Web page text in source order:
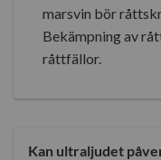
marsvin bör
Bekämpning av
råttfällor.
Kan ultraljudet